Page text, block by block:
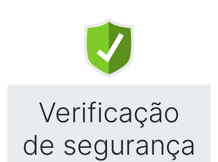
Verificação
de segurança